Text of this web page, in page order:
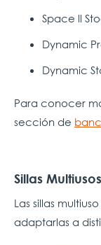
Space ll
Dynamic
Dynamic
Para conocer
sección de
Sillas Multiusos
Las sillas
adaptarlas a